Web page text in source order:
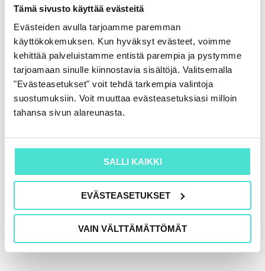
Tämä sivusto käyttää evästeitä
Evästeiden avulla tarjoamme paremman
käyttökokemuksen. Kun hyväksyt evästeet, voimme
kehittää palveluistamme entistä parempia ja pystymme
tarjoamaan sinulle kiinnostavia sisältöjä. Valitsemalla
"Evästeasetukset" voit tehdä tarkempia valintoja
suostumuksiin. Voit muuttaa evästeasetuksiasi milloin
tahansa sivun alareunasta.
SALLI KAIKKI
EVÄSTEASETUKSET
VAIN VÄLTTÄMÄTTÖMÄT
Tekoäly ja tietoturva: mitä jokaisen
käyttäjän on hyvä ymmärtää?
3.6.2026